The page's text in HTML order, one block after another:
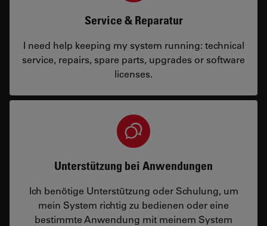
Service & Reparatur
I need help keeping my system running: technical
service, repairs, spare parts, upgrades or software
licenses.
Unterstützung bei Anwendungen
Ich benötige Unterstützung oder Schulung, um
mein System richtig zu bedienen oder eine
bestimmte Anwendung mit meinem System